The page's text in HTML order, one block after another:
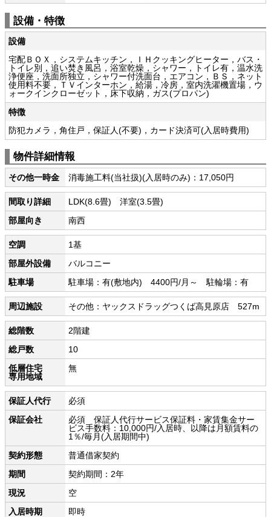
設備・特徴
設備
宅配ＢＯＸ，システムキッチン，ＩＨクッキングヒーター，バス・
トイレ別，追い焚き風呂，浴室乾燥，シャワー，トイレ有，温水洗
浄便座，洗面所独立，シャワー付洗面台，エアコン，ＢＳ，ネット
使用料不要，ＴＶインターホン，給湯，冷房，室内洗濯機置場，ウ
ォークインクローゼット，床下収納，ガス(プロパン)
特徴
防犯カメラ，角住戸，保証人(不要)，カード決済可(入居時費用)
物件詳細情報
その他一時金 消毒施工料(当社扱)(入居時のみ)：17,050円
間取り詳細
LDK(8.6畳) 洋室(3.5畳)
部屋向き
南西
空調
1基
部屋外設備
バルコニー
駐車場
駐車場：有(敷地内) 4400円/月～ 駐輪場：有
周辺施設 その他：ヤックスドラッグつくば高見原店 527m
総階数
2階建
総戸数
10
低層住宅
専用地域
無
保証人代行
必須
保証会社
必須 保証人代行サービス保証料・家賃集金サー
ビス手数料：10,000円/入居時、以降は月額賃料の
1％/毎月(入居期間中)
契約形態
普通借家契約
期間
契約期間：2年
現況
空
入居時期
即時